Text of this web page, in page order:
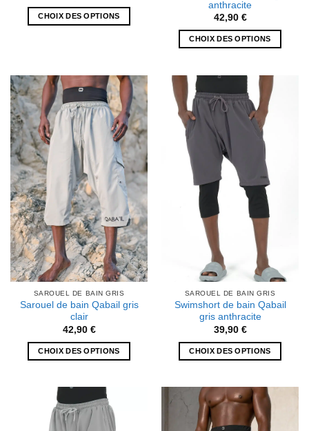
CHOIX DES OPTIONS
plusieurs
variations.
Les
options
peuvent
être
choisies
sur
la
page
du
produit
anthracite
42,90 €
CHOIX DES OPTIONS
plusieurs
variations.
Les
options
être
choisies
produit
SAROUEL DE BAIN GRIS
Sarouel de bain Qabail gris
clair
42,90 €
CHOIX DES OPTIONS
plusieurs
variations.
SAROUEL DE BAIN GRIS
Swimshort de bain Qabail
gris anthracite
39,90 €
CHOIX DES OPTIONS
a
plusieurs
variations.